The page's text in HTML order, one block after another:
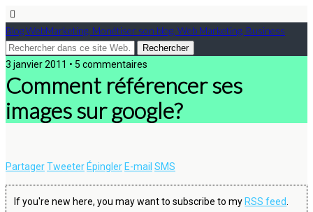
Blog WebMarketing, Monétiser son blog, Web Marketing, Business
3 janvier 2011 • 5 commentaires
Comment référencer ses
images sur google?
PartagerTweeter Épingler E-mail SMS
If you're new here, you may want to subscribe to my RSS feed.